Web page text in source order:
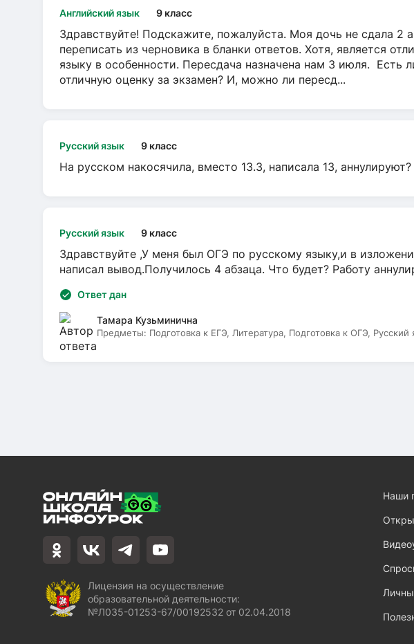
Английский язык 9 класс
Здравствуйте! Подскажите, пожалуйста. Моя дочь не сдала 2
переписать из черновика в бланки ответов. Хотя, является
языку в особенности. Пересдача назначена нам 3 июля. Есть
отличную оценку за экзамен? И, можно ли пересд...
Русский язык 9 класс
На русском накосячила, вместо 13.3, написала 13, аннулируют?
Русский язык 9 класс
Здравствуйте ,У меня был ОГЭ по русскому языку,и в
написал вывод.Получилось 4 абзаца. Что будет? Работу
Ответ дан
Тамара Кузьминична
Предметы: Подготовка к ЕГЭ, Литература, Подготовка к ОГЭ, Русский
Лицензия на осуществление
образовательной деятельности:
№Л035-01253-67/00192532 от 02.04.2018
Наши